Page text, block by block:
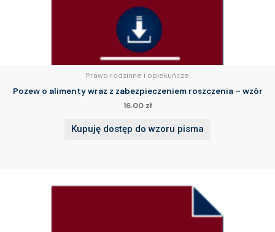
Prawo rodzinne i opiekuńcze
Pozew o alimenty wraz z zabezpieczeniem roszczenia – wzór
16.00 zł
Kupuję dostęp do wzoru pisma